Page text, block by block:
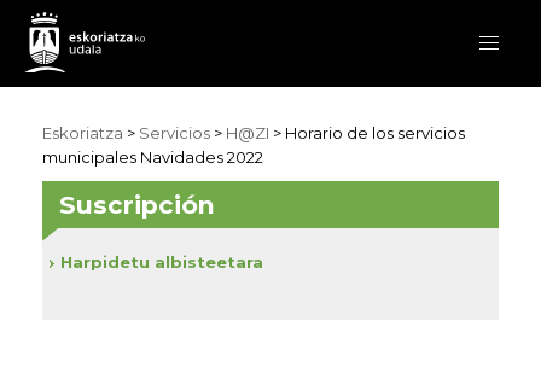
Eskoriatza > Servicios > H@ZI > Horario de los servicios
municipales Navidades 2022
Suscripción
Harpidetu albisteetara